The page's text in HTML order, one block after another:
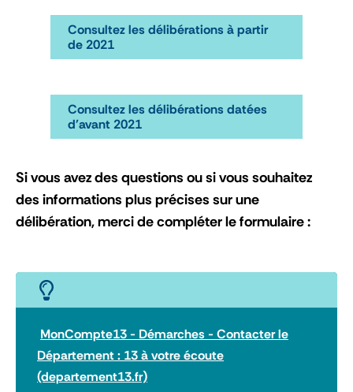
Consultez les délibérations à partir
de 2021
Consultez les délibérations datées
d'avant 2021
Si vous avez des questions ou si vous souhaitez
des informations plus précises sur une
délibération, merci de compléter le formulaire :
MonCompte13 - Démarches - Contacter le
Département : 13 à votre écoute
(departement13.fr)